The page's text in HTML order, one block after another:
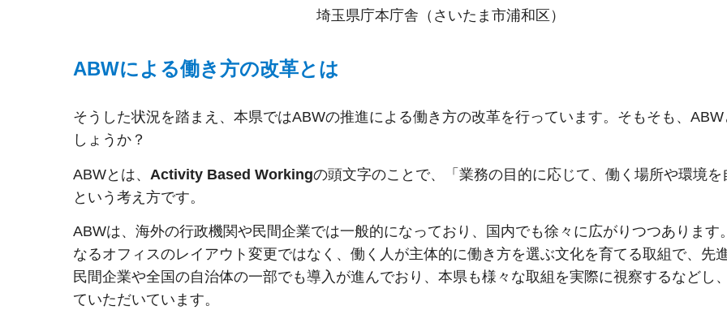
埼玉県庁本庁舎（さいたま市浦和区）
ABWによる働き方の改革とは
そうした状況を踏まえ、本県ではABWの推進による働き方の改革を行っています。そもそも、
しょうか？
ABWとは、 Activity Based Workingの頭文字のことで、「業務の目的に応じて、働く場所や環境を
という考え方です。
ABWは、海外の行政機関や民間企業では一般的になっており、国内でも徐々に広がりつつあります
なるオフィスのレイアウト変更ではなく、働く人が主体的に働き方を選ぶ文化を育てる取組で、先
民間企業や全国の自治体の一部でも導入が進んでおり、本県も様々な取組を実際に視察するなどし
ていただいています。